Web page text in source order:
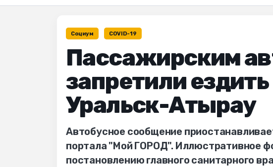
Социум COVID-19
Пассажирским
запретили
Уральск-Атырау
Автобусное сообщение
портала "Мой ГОРОД". Иллюстративное
постановлению главного санитарного